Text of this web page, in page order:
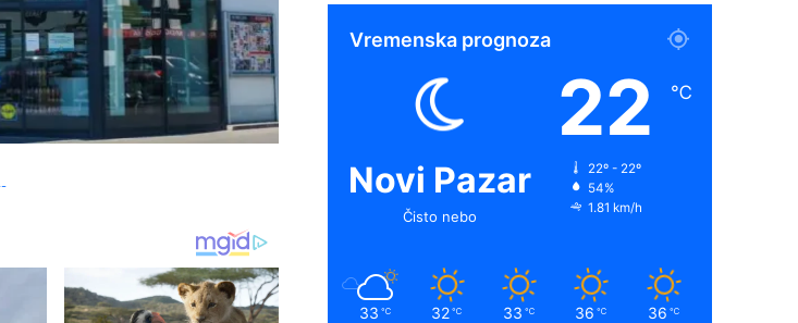
Vremenska prognoza
Novi Pazar
Čisto nebo
22 ℃
22º - 22º
54%
1.81 km/h
33 ℃ 32 ℃ 33 ℃ 36 ℃ 36 ℃